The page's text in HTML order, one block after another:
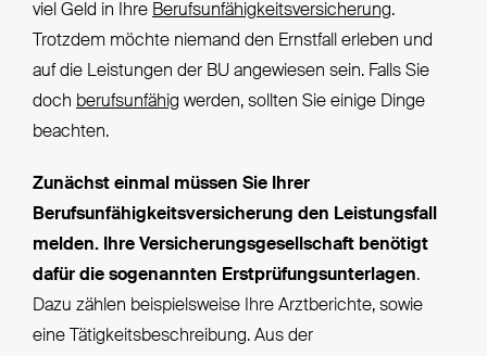
viel Geld in Ihre Berufsunfähigkeitsversicherung.
Trotzdem möchte niemand den Ernstfall erleben und
auf die Leistungen der BU angewiesen sein. Falls Sie
doch berufsunfähig werden, sollten Sie einige Dinge
beachten.
Zunächst einmal müssen Sie Ihrer
Berufsunfähigkeitsversicherung den Leistungsfall
melden. Ihre Versicherungsgesellschaft benötigt
dafür die sogenannten Erstprüfungsunterlagen.
Dazu zählen beispielsweise Ihre Arztberichte, sowie
eine Tätigkeitsbeschreibung. Aus der